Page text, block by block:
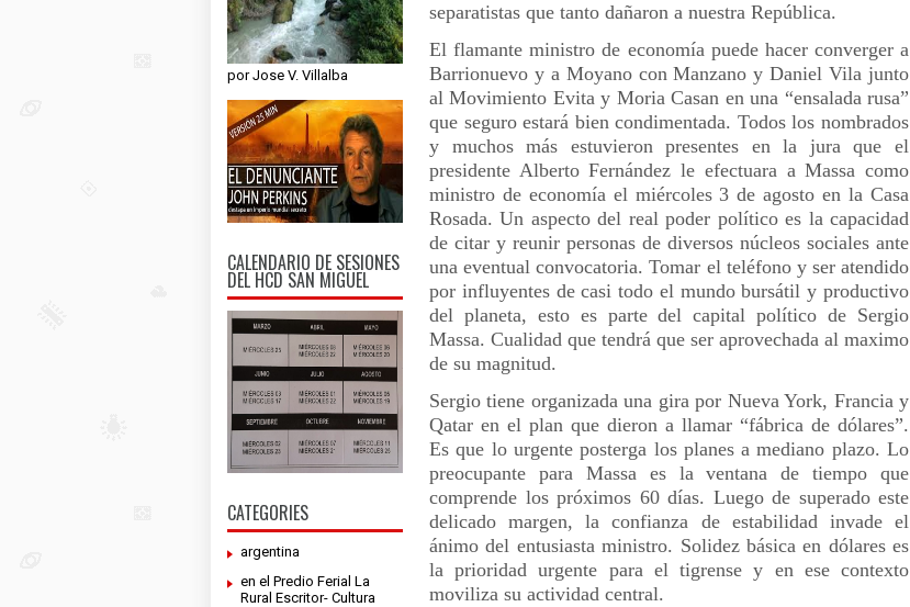
por Jose V. Villalba
CALENDARIO DE SESIONES
DEL HCD SAN MIGUEL
CATEGORIES
argentina
en el Predio Ferial La
Rural Escritor- Cultura
separatistas que tanto dañaron a nuestra República.
El flamante ministro de economía puede hacer converger a
Barrionuevo y a Moyano con Manzano y Daniel Vila junto
al Movimiento Evita y Moria Casan en una “ensalada rusa”
que seguro estará bien condimentada. Todos los nombrados
y muchos más estuvieron presentes en la jura que el
presidente Alberto Fernández le efectuara a Massa como
ministro de economía el miércoles 3 de agosto en la Casa
Rosada. Un aspecto del real poder político es la capacidad
de citar y reunir personas de diversos núcleos sociales ante
una eventual convocatoria. Tomar el teléfono y ser atendido
por influyentes de casi todo el mundo bursátil y productivo
del planeta, esto es parte del capital político de Sergio
Massa. Cualidad que tendrá que ser aprovechada al maximo
de su magnitud.
Sergio tiene organizada una gira por Nueva York, Francia y
Qatar en el plan que dieron a llamar “fábrica de dólares”.
Es que lo urgente posterga los planes a mediano plazo. Lo
preocupante para Massa es la ventana de tiempo que
comprende los próximos 60 días. Luego de superado este
delicado margen, la confianza de estabilidad invade el
ánimo del entusiasta ministro. Solidez básica en dólares es
la prioridad urgente para el tigrense y en ese contexto
moviliza su actividad central.